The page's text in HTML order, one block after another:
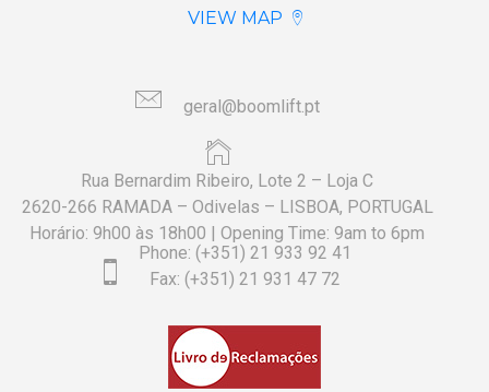
VIEW MAP
geral@boomlift.pt
Rua Bernardim Ribeiro, Lote 2 – Loja C
2620-266 RAMADA – Odivelas – LISBOA, PORTUGAL
Horário: 9h00 às 18h00 | Opening Time: 9am to 6pm
Phone: (+351) 21 933 92 41
Fax: (+351) 21 931 47 72